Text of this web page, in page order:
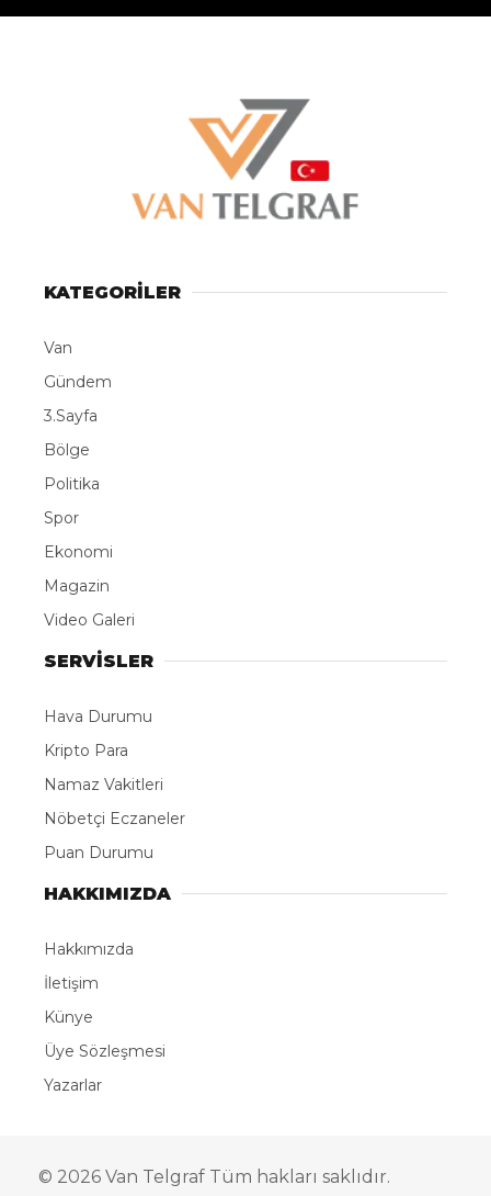
KATEGORİLER
Van
Gündem
3.Sayfa
Bölge
Politika
Spor
Ekonomi
Magazin
Video Galeri
SERVİSLER
Hava Durumu
Kripto Para
Namaz Vakitleri
Nöbetçi Eczaneler
Puan Durumu
HAKKIMIZDA
Hakkımızda
İletişim
Künye
Üye Sözleşmesi
Yazarlar
© 2026 Van Telgraf Tüm hakları saklıdır.